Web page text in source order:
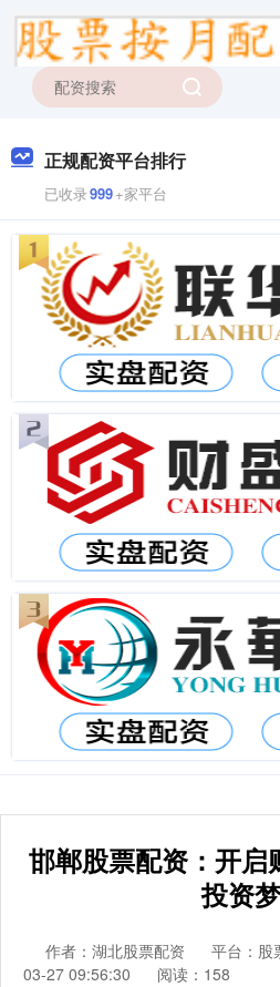
正规配资平台排行
已收录999+家平台
邯郸股票配资：开启
投资
作者：湖北股票配资 平台：股
03-27 09:56:30
阅读：158